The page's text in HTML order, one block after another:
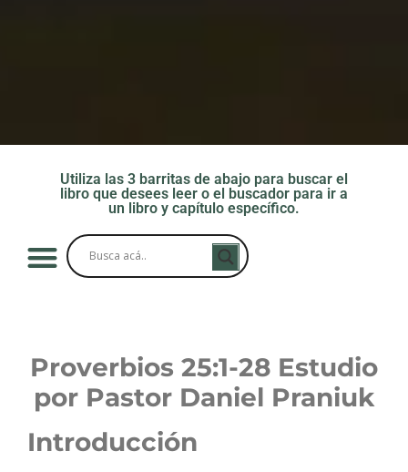
Utiliza las 3 barritas de abajo para buscar el
libro que desees leer o el buscador para ir a
un libro y capítulo específico.
Proverbios 25:1-28 Estudio
por Pastor Daniel Praniuk
Introducción